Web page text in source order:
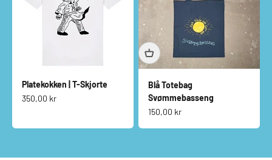
Platekokken | T-Skjorte
Salgspris
350,00 kr
Blå Totebag
Svømmebasseng
Salgspris
150,00 kr